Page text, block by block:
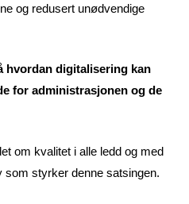
og redusert unødvendige
hvordan digitalisering kan
for administrasjonen og de
om kvalitet i alle ledd og med
styrker denne satsingen.